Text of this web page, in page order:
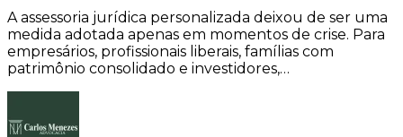
A assessoria jurídica personalizada deixou de ser uma
medida adotada apenas em momentos de crise. Para
empresários, profissionais liberais, famílias com
patrimônio consolidado e investidores,…